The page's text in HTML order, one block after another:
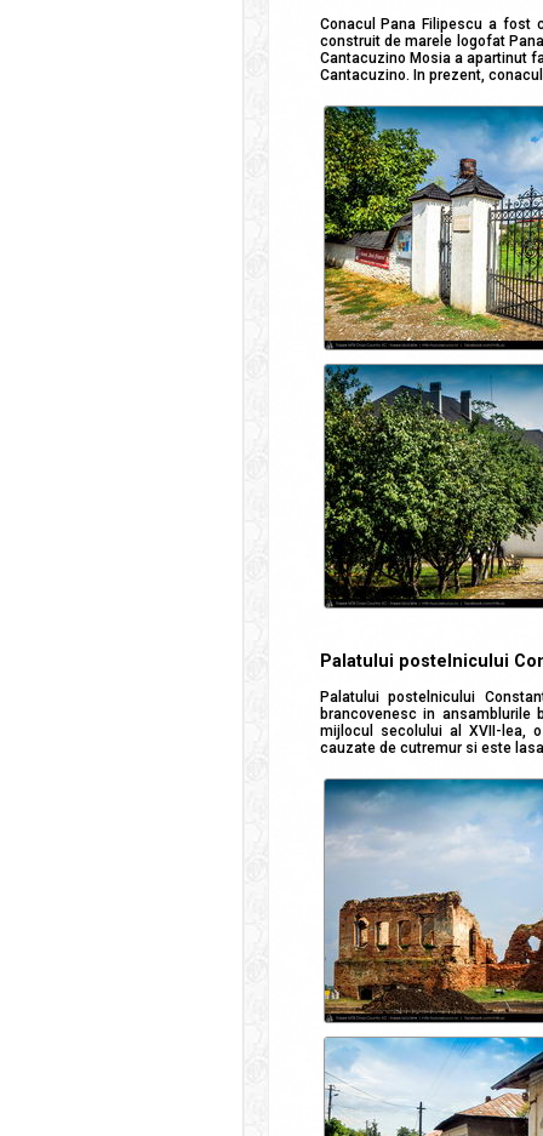
Conacul Pana Filipescu a
construit de marele logofat
Cantacuzino Mosia a apartinut
Cantacuzino. In prezent,
Palatului postelnicului
Palatului postelnicului
brancovenesc in ansamblurile
mijlocul secolului al XVII-lea,
cauzate de cutremur si este